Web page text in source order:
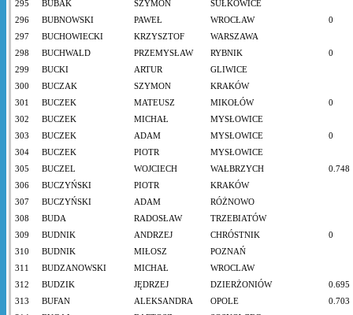
295
BUBAK SZYMON
SUŁKOWICE
296
BUBNOWSKI PAWEŁ WROCŁAW
0
297
BUCHOWIECKI KRZYSZTOF
WARSZAWA
298
BUCHWALD PRZEMYSŁAW RYBNIK
0
299
BUCKI ARTUR
GLIWICE
300
BUCZAK SZYMON
KRAKÓW
301
BUCZEK MATEUSZ MIKOŁÓW
0
302
BUCZEK MICHAŁ
MYSŁOWICE
303
BUCZEK ADAM MYSŁOWICE
0
304
BUCZEK PIOTR
MYSŁOWICE
305
BUCZEL WOJCIECH WAŁBRZYCH
0.748
306
BUCZYŃSKI PIOTR
KRAKÓW
307
BUCZYŃSKI ADAM
RÓŻNOWO
308
BUDA RADOSŁAW
TRZEBIATÓW
309
BUDNIK ANDRZEJ CHRÓSTNIK
0
310
BUDNIK MIŁOSZ
POZNAŃ
311
BUDZANOWSKI MICHAŁ
WROCLAW
312
BUDZIK JĘDRZEJ DZIERŻONIÓW
0.695
313
BUFAN ALEKSANDRA OPOLE
0.703